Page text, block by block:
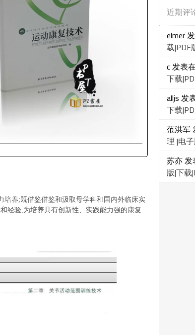
养;既借鉴借鉴和汲取母学科和国内外临床实
经验,为培养具有创新性、实践能力强的康复
近期评
elmer
载|PDF
c发表
下载
alljs 发
下载
范洪军
理 |电
苏亦发
版|下载